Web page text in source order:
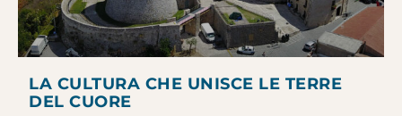
LA CULTURA CHE UNISCE LE TERRE
DEL CUORE